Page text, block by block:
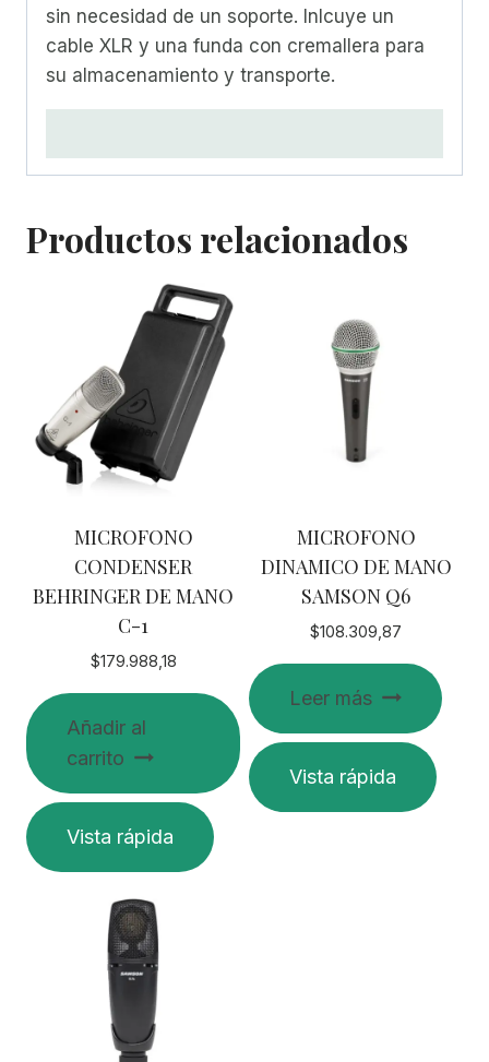
sin necesidad de un soporte. Inlcuye un
cable XLR y una funda con cremallera para
su almacenamiento y transporte.
Productos relacionados
MICROFONO
CONDENSER
BEHRINGER DE MANO
C-1
$179.988,18
Añadir al
carrito
Vista rápida
MICROFONO
DINAMICO DE MANO
SAMSON Q6
$108.309,87
Leer más
Vista rápida